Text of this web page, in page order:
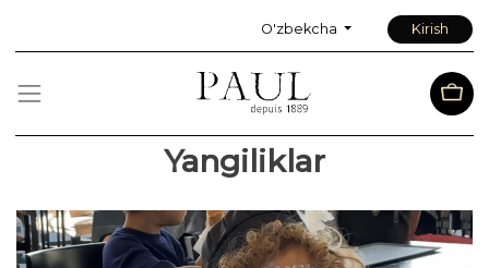
O'zbekcha Kirish
Yangiliklar